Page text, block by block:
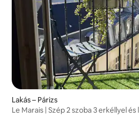
Lakás – Párizs
Le Marais | Szép 2 szoba 3 erkéllyel